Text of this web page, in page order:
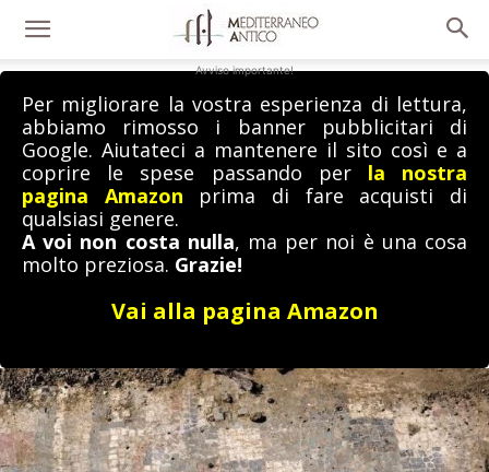
Avviso importante!
Per migliorare la vostra esperienza di lettura,
abbiamo rimosso i banner pubblicitari di
Google. Aiutateci a mantenere il sito così e a
coprire le spese passando per la nostra
pagina Amazon prima di fare acquisti di
qualsiasi genere.
A voi non costa nulla, ma per noi è una cosa
molto preziosa. Grazie!
Vai alla pagina Amazon